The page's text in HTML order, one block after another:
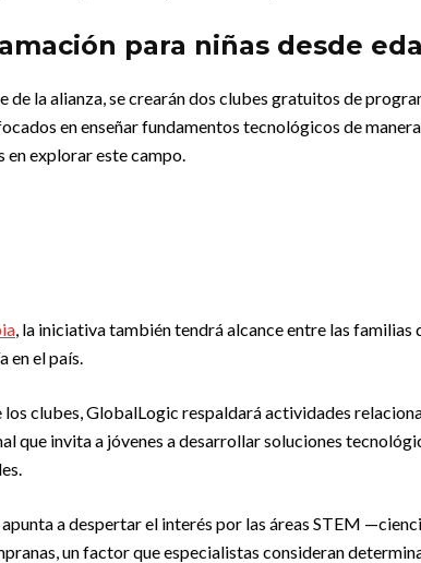
para niñas desde
de la alianza, se crearán dos clubes gratuitos de
en enseñar fundamentos tecnológicos de
en explorar este campo.
, la iniciativa también tendrá alcance entre las
en el país.
los clubes, GlobalLogic respaldará actividades
que invita a jóvenes a desarrollar soluciones
apunta a despertar el interés por las áreas STEM
un factor que especialistas consideran